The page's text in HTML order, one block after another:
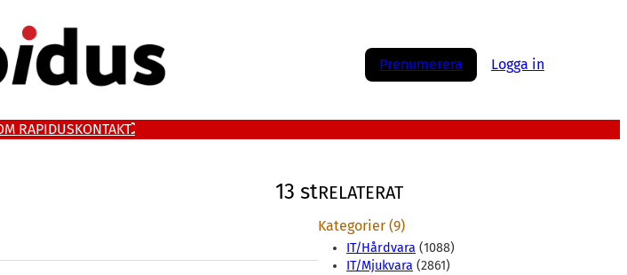
Prenumerera Logga in
RAPIDUSKONTAKT
13 stRELATERAT
Kategorier (9)
IT/Hårdvara (1088)
IT/Mjukvara (2861)